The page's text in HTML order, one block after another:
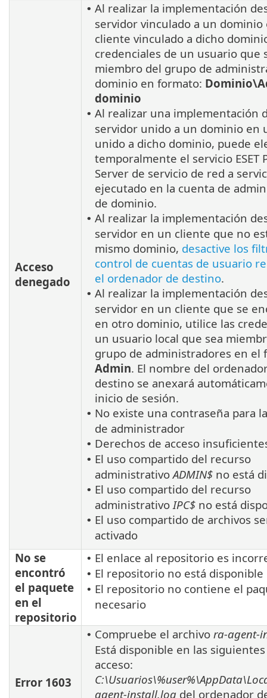
Acceso
denegado
• Al realizar la implementación
servidor vinculado a un dominio
cliente vinculado a dicho
credenciales de un usuario que
miembro del grupo de
dominio en formato:
dominio
• Al realizar una implementación
servidor unido a un dominio en
unido a dicho dominio, puede
temporalmente el servicio ESET
Server de servicio de red a
ejecutado en la cuenta de
de dominio.
• Al realizar la implementación
servidor en un cliente que no
mismo dominio, desactive los
control de cuentas de usuario
el ordenador de destino.
• Al realizar la implementación
servidor en un cliente que se
en otro dominio, utilice las
un usuario local que sea
grupo de administradores en el
Admin. El nombre del
destino se anexará
inicio de sesión.
• No existe una contraseña para
de administrador
• Derechos de acceso
• El uso compartido del recurso
administrativoADMIN$ no está
• El uso compartido del recurso
administrativoIPC$ no está
• El uso compartido de archivos
activado
No se
encontró
el paquete
en el
repositorio
• El enlace al repositorio es
• El repositorio no está disponible
• El repositorio no contiene el
necesario
Error 1603
• Compruebe el archivo ra-agent-
Está disponible en las
acceso:
agent-install.log del ordenador